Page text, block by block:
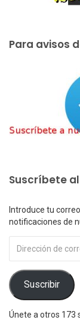
Para avisos
Suscríbete
Introduce tu
notificaciones de
de
correo
electrónico
Suscribir
Únete a otros 173